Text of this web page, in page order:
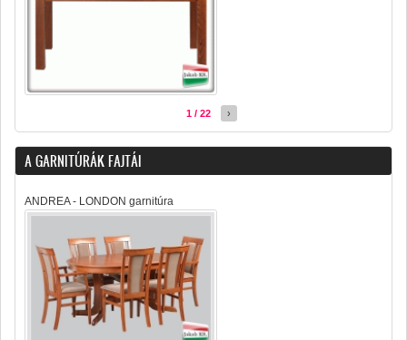
1 / 22 ›
A GARNITÚRÁK FAJTÁI
ANDREA - LONDON garnitúra